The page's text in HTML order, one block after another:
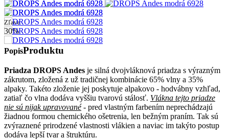
Zľava
30%
PopisProduktu
Priadza DROPS Andes je silná dvojvláknová priadza s výrazným
zákrutom, zložená z už tradičnej kombinácie 65% vlny a 35%
alpaky. Takéto zloženie jej poskytuje alpakovo - hodvábny vzhľad,
zatiaľ čo vlna dodáva vyššiu tvarovú stálosť. Vlákna tejto priadze
nie sú nijak upravované- pred vlastným farbením neprechádzajú
žiadnou formou chemického ošetrenia, len bežným praním. Tak sú
zvýraznené prirodzené vlastnosti vlákien a naviac im takýto postup
dodáva lepší tvar a štruktúru.